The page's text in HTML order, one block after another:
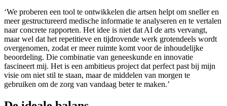
‘We proberen een tool te ontwikkelen die artsen helpt om sneller en
meer gestructureerd medische informatie te analyseren en te vertalen
naar concrete rapporten. Het idee is niet dat AI de arts vervangt,
maar wel dat het repetitieve en tijdrovende werk grotendeels wordt
overgenomen, zodat er meer ruimte komt voor de inhoudelijke
beoordeling. Die combinatie van geneeskunde en innovatie
fascineert mij. Het is een ambitieus project dat perfect past bij mijn
visie om niet stil te staan, maar de middelen van morgen te
gebruiken om de zorg van vandaag beter te maken.’